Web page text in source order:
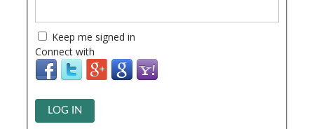
Keep me signed in
Connect with
LOG IN